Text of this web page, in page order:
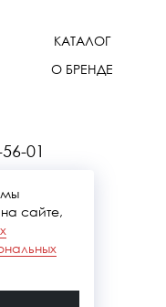
КАТАЛОГ
О БРЕНДЕ
01
мы
сайте,